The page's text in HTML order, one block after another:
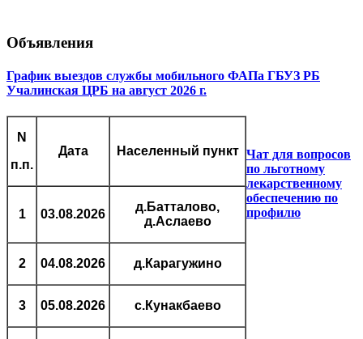
Объявления
График выездов службы мобильного ФАПа ГБУЗ РБ
Учалинская ЦРБ на август 2026 г.
N
п.п.
Дата Населенный пункт
1 03.08.2026
д.Батталово,
д.Аслаево
2 04.08.2026 д.Карагужино
3 05.08.2026 с.Кунакбаево
Чат для вопросов
по льготному
лекарственному
обеспечению по
профилю